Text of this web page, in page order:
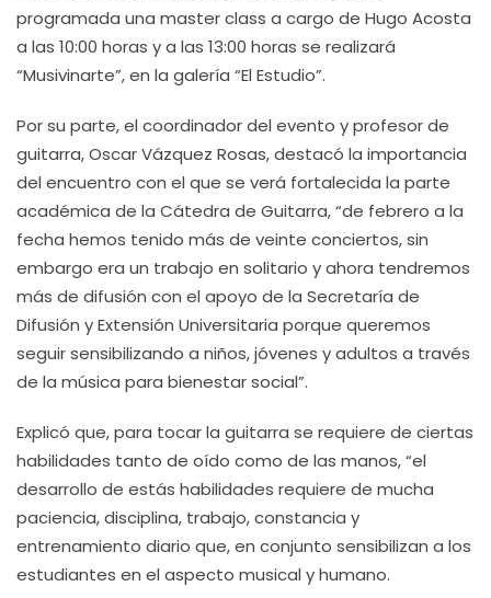
programada una master class a cargo de Hugo Acosta
a las 10:00 horas y a las 13:00 horas se realizará
“Musivinarte”, en la galería “El Estudio”.
Por su parte, el coordinador del evento y profesor de
guitarra, Oscar Vázquez Rosas, destacó la importancia
del encuentro con el que se verá fortalecida la parte
académica de la Cátedra de Guitarra, “de febrero a la
fecha hemos tenido más de veinte conciertos, sin
embargo era un trabajo en solitario y ahora tendremos
más de difusión con el apoyo de la Secretaría de
Difusión y Extensión Universitaria porque queremos
seguir sensibilizando a niños, jóvenes y adultos a través
de la música para bienestar social”.
Explicó que, para tocar la guitarra se requiere de ciertas
habilidades tanto de oído como de las manos, “el
desarrollo de estás habilidades requiere de mucha
paciencia, disciplina, trabajo, constancia y
entrenamiento diario que, en conjunto sensibilizan a los
estudiantes en el aspecto musical y humano.